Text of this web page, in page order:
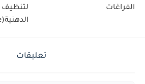
الفراغات
لتنظيف
الدهنية(T.zone)فقط؟
تعليقات